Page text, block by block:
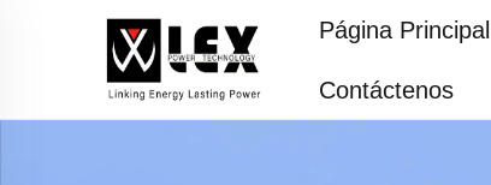
Página Principal
Contáctenos